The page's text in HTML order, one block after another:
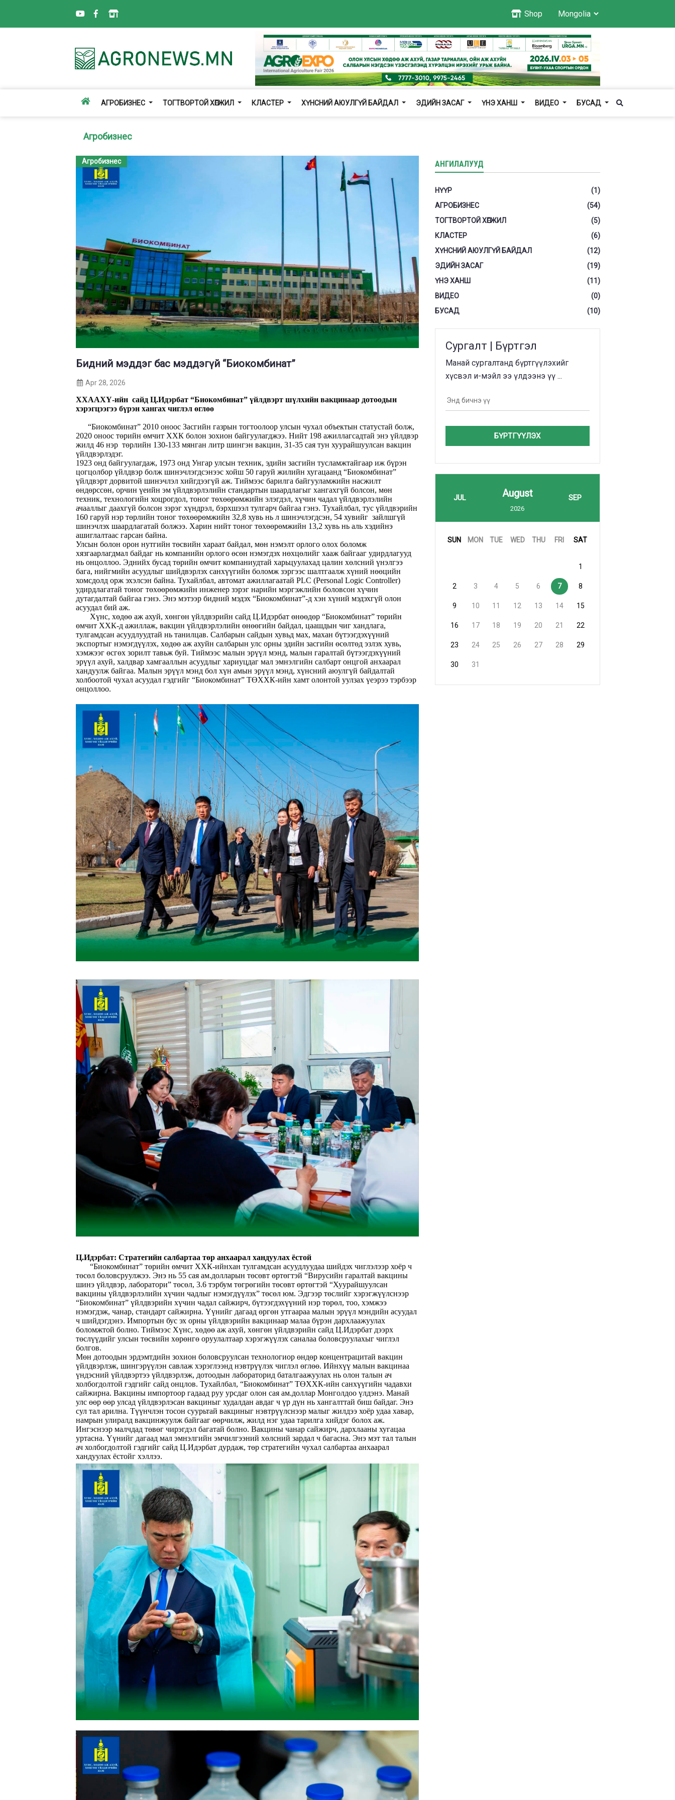
Shop
АГРОБИЗНЕС ТОГТВОРТОЙ ХӨГЖИЛ КЛАСТЕР ХҮНСНИЙ АЮУЛГҮЙ БАЙДАЛ ЭДИЙН ЗАСАГ ҮНЭ ХАНШ ВИДЕО БУСАД
Агробизнес
Агробизнес
Бидний мэддэг бас мэддэгүй “Биокомбинат”
Apr 28, 2026
ХХААХҮ-ийнсайдЦ.Идэрбат“Биокомбинат” үйлдвэрт шүлхийн вакцинаар дотоодын
хэрэгцээгээ бүрэн хангах чиглэл өглөө
“Биокомбинат” 2010 оноос Засгийн газрын тогтоолоор улсын чухал объектын статустай болж,
2020 оноос төрийн өмчит ХХК болон зохион байгуулагджээ. Нийт 198 ажиллагсадтай энэ үйлдвэр
жилд 46 нэр төрлийн 130-133 мянган литр шингэн вакцин, 31-35 сая тун хуурайшуулсан вакцин
үйлдвэрлэдэг.
1923 онд байгуулагдаж, 1973 онд Унгар улсын техник, эдийн засгийн тусламжтайгаар иж бүрэн
цогцолбор үйлдвэр болж шинэчлэгдсэнээс хойш 50 гаруй жилийн хугацаанд “Биокомбинат”
үйлдвэрт дорвитой шинэчлэл хийгдээгүй аж. Тиймээс барилга байгууламжийн насжилт
өндөрссөн, орчин үеийн эм үйлдвэрлэлийн стандартын шаардлагыг хангахгүй болсон, мөн
техник, технологийн хоцрогдол, тоног төхөөрөмжийн элэгдэл, хүчин чадал үйлдвэрлэлийн
ачааллыг даахгүй болсон зэрэг хүндрэл, бэрхшээл тулгарч байгаа гэнэ. Тухайлбал, тус үйлдвэрийн
160 гаруй нэр төрлийн тоног төхөөрөмжийн 32,8 хувь нь л шинэчлэгдсэн, 54 хувийг зайлшгүй
шинэчлэх шаардлагатай болжээ. Харин нийт тоног төхөөрөмжийн 13,2 хувь нь аль хэдийнэ
ашиглалтаас гарсан байна.
Улсын болон орон нутгийн төсвийн хараат байдал, мөн нэмэлт орлого олох боломж
хязгаарлагдмал байдаг нь компанийн орлого өсөн нэмэгдэх нөхцөлийг хааж байгааг удирдлагууд
нь онцоллоо. Эднийх бусад төрийн өмчит компаниудтай харьцуулахад цалин хөлсний үнэлгээ
бага, нийгмийн асуудлыг шийдвэрлэх санхүүгийн боломж зэргээс шалтгаалж хүний нөөцийн
хомсдолд орж эхэлсэн байна. Тухайлбал, автомат ажиллагаатай PLC (Personal Logic Controller)
удирдлагатай тоног төхөөрөмжийн инженер зэрэг нарийн мэргэжлийн боловсон хүчин
дутагдалтай байгаа гэнэ. Энэ мэтээр бидний мэдэх “Биокомбинат”-д хэн хүний мэдэхгүй олон
асуудал бий аж.
Хүнс, хөдөө аж ахуй, хөнгөн үйлдвэрийн сайд Ц.Идэрбат өнөөдөр “Биокомбинат” төрийн
өмчит ХХК-д ажиллаж, вакцин үйлдвэрлэлийн өнөөгийн байдал, цаашдын чиг хандлага,
тулгамдсан асуудлуудтай нь танилцав. Салбарын сайдын хувьд мах, махан бүтээгдэхүүний
экспортыг нэмэгдүүлэх, хөдөө аж ахуйн салбарын улс орны эдийн засгийн өсөлтөд эзлэх хувь,
хэмжээг өсгөх зорилт тавьж буй. Тиймээс малын эрүүл мэнд, малын гаралтай бүтээгдэхүүний
эрүүл ахуй, халдвар хамгааллын асуудлыг хариуцдаг мал эмнэлгийн салбарт онцгой анхаарал
хандуулж байгаа. Малын эрүүл мэнд бол хүн амын эрүүл мэнд, хүнсний аюулгүй байдалтай
холбоотой чухал асуудал гэдгийг “Биокомбинат” ТӨХХК-ийн хамт олонтой уулзах үеэрээ тэрбээр
онцоллоо.
Ц.Идэрбат:Стратегийн салбартаа төр анхаарал хандуулах ёстой
“Биокомбинат” төрийн өмчит ХХК-ийнхан тулгамдсан асуудлуудаа шийдэх чиглэлээр хоёр ч
төсөл боловсруулжээ. Энэ нь 55 сая ам.долларын төсөвт өртөгтэй “Вирусийн гаралтай вакцины
шинэ үйлдвэр, лаборатори” төсөл, 3.6 тэрбум төгрөгийн төсөвт өртөгтэй “Хуурайшуулсан
вакцины үйлдвэрлэлийн хүчин чадлыг нэмэгдүүлэх” төсөл юм. Эдгээр төслийг хэрэгжүүлснээр
“Биокомбинат” үйлдвэрийн хүчин чадал сайжирч, бүтээгдэхүүний нэр төрөл, тоо, хэмжээ
нэмэгдэж, чанар, стандарт сайжирна. Үүнийг дагаад өргөн утгаараа малын эрүүл мэндийн асуудал
ч шийдэгдэнэ. Импортын бус эх орны үйлдвэрийн вакцинаар малаа бүрэн дархлаажуулах
боломжтой болно. Тиймээс Хүнс, хөдөө аж ахуй, хөнгөн үйлдвэрийн сайд Ц.Идэрбат дээрх
төслүүдийг улсын төсвийн хөрөнгө оруулалтаар хэрэгжүүлэх саналаа боловсруулахыг чиглэл
болгов.
Мөн дотоодын эрдэмтдийн зохион боловсруулсан технологиор өндөр концентрацитай вакцин
үйлдвэрлэж, шингэрүүлэн савлаж хэрэглээнд нэвтрүүлэх чиглэл өглөө. Ийнхүү малын вакцинаа
үндэсний үйлдвэртээ үйлдвэрлэж, дотоодын лабораторид баталгаажуулах нь олон талын ач
холбогдолтой гэдгийг сайд онцлов. Тухайлбал, “Биокомбинат” ТӨХХК-ийн санхүүгийн чадавхи
сайжирна. Вакцины импортоор гадаад руу урсдаг олон сая ам.доллар Монголдоо үлдэнэ. Манай
улс өөр өөр улсад үйлдвэрлэсан вакциныг худалдан авдаг ч үр дүн нь хангалттай биш байдаг. Энэ
сул тал арилна. Түүнчлэн тосон суурьтай вакциныг нэвтрүүлснээр малыг жилдээ хоёр удаа хавар,
намрын улиралд вакцинжуулж байгааг өөрчилж, жилд нэг удаа тарилга хийдэг болох аж.
Ингэснээр малчдад төвөг чирэгдэл багатай болно. Вакцины чанар сайжирч, дархлааны хугацаа
уртасна. Үүнийг дагаад мал эмнэлгийн эмчилгээний хөлсний зардал ч багасна. Энэ мэт тал талын
ач холбогдолтой гэдгийг сайд Ц.Идэрбат дурдаж, төр стратегийн чухал салбартаа анхаарал
хандуулах ёстойг хэллээ.
АНГИЛАЛУУД
НҮҮР
(1)
АГРОБИЗНЕС
(54)
ТОГТВОРТОЙ ХӨГЖИЛ
(5)
КЛАСТЕР
(6)
ХҮНСНИЙ АЮУЛГҮЙ БАЙДАЛ
(12)
ЭДИЙН ЗАСАГ
(19)
ҮНЭ ХАНШ
(11)
ВИДЕО
(0)
БУСАД
(10)
Сургалт | Бүртгэл
Манай сургалтанд бүртгүүлэхийг
хүсвэл и-мэйл ээ үлдээнэ үү ...
БҮРТГҮҮЛЭХ
JUL August
2026
SEP
SUN MON TUE WED THU FRI SAT
1
2 3 4 5 6 7 8
9 10 11 12 13 14 15
16 17 18 19 20 21 22
23 24 25 26 27 28 29
30 31